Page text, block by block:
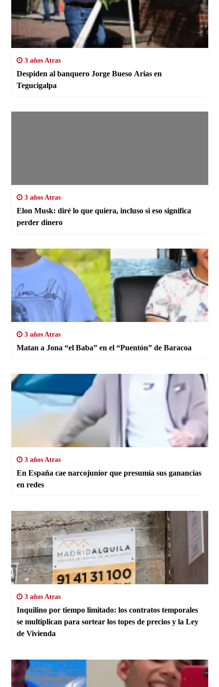
3 años Atras
Despiden al banquero Jorge Bueso Arias en
Tegucigalpa
3 años Atras
Elon Musk: diré lo que quiera, incluso si eso significa
perder dinero
3 años Atras
Matan a Jona “el Baba” en el “Puentón” de Baracoa
3 años Atras
En España cae narcojunior que presumía sus ganancias
en redes
3 años Atras
Inquilino por tiempo limitado: los contratos temporales
se multiplican para sortear los topes de precios y la Ley
de Vivienda